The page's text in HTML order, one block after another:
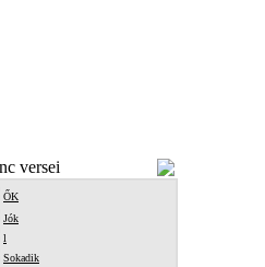
versei
ŐK
Jók
l
Sokadik